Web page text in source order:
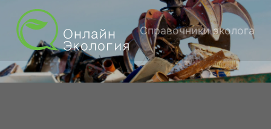
Справочники эколога